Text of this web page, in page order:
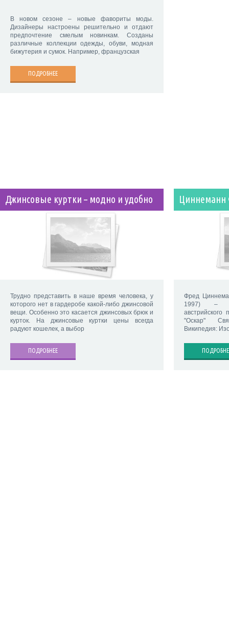
В новом сезоне – новые фавориты моды.
Дизайнеры настроены решительно и отдают
предпочтение смелым новинкам. Созданы
различные коллекции одежды, обуви, модная
бижутерия и сумок. Например, французская
ПОДРОБНЕЕ
Джинсовые куртки – модно и удобно
Трудно представить в наше время человека, у
которого нет в гардеробе какой-либо джинсовой
вещи. Особенно это касается джинсовых брюк и
курток. На джинсовые куртки цены всегда
радуют кошелек, а выбор
ПОДРОБНЕЕ
Фред
1997) –
австрийского
"Оскар"
Википедия: